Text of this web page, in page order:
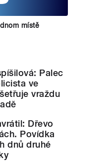
místě
Palec
ve
vraždu
Dřevo
Povídka
dnů druhé